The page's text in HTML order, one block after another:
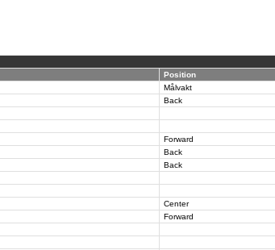
Position
Målvakt
Back
Forward
Back
Back
Center
Forward